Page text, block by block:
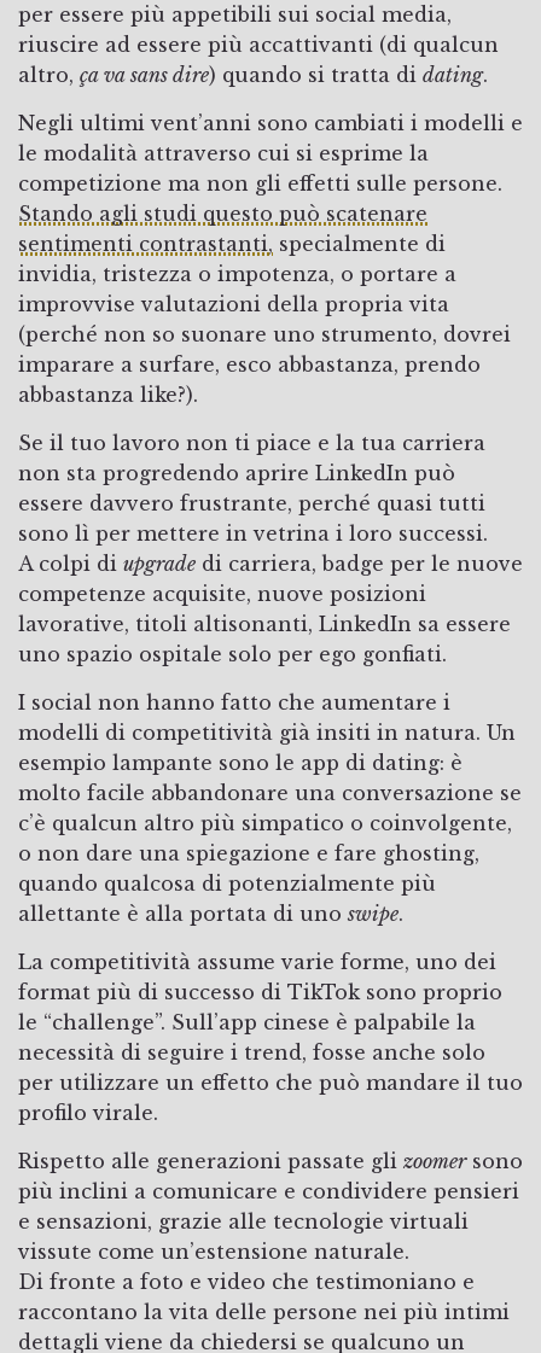
per essere più appetibili sui social media,
riuscire ad essere più accattivanti (di qualcun
altro, ça va sans dire) quando si tratta di dating.
Negli ultimi vent’anni sono cambiati i modelli e
le modalità attraverso cui si esprime la
competizione ma non gli effetti sulle persone.
Stando agli studi questo può scatenare
sentimenti contrastanti, specialmente di
invidia, tristezza o impotenza, o portare a
improvvise valutazioni della propria vita
(perché non so suonare uno strumento, dovrei
imparare a surfare, esco abbastanza, prendo
abbastanza like?).
Se il tuo lavoro non ti piace e la tua carriera
non sta progredendo aprire LinkedIn può
essere davvero frustrante, perché quasi tutti
sono lì per mettere in vetrina i loro successi.
A colpi di upgrade di carriera, badge per le nuove
competenze acquisite, nuove posizioni
lavorative, titoli altisonanti, LinkedIn sa essere
uno spazio ospitale solo per ego gonfiati.
I social non hanno fatto che aumentare i
modelli di competitività già insiti in natura. Un
esempio lampante sono le app di dating: è
molto facile abbandonare una conversazione se
c’è qualcun altro più simpatico o coinvolgente,
o non dare una spiegazione e fare ghosting,
quando qualcosa di potenzialmente più
allettante è alla portata di unoswipe.
La competitività assume varie forme, uno dei
format più di successo di TikTok sono proprio
le “challenge”. Sull’app cinese è palpabile la
necessità di seguire i trend, fosse anche solo
per utilizzare un effetto che può mandare il tuo
profilo virale.
Rispetto alle generazioni passate gli zoomersono
più inclini a comunicare e condividere pensieri
e sensazioni, grazie alle tecnologie virtuali
vissute come un’estensione naturale.
Di fronte a foto e video che testimoniano e
raccontano la vita delle persone nei più intimi
dettagli viene da chiedersi se qualcuno un